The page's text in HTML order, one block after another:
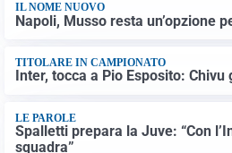
IL NOME NUOVO
Napoli, Musso resta un’opzione
TITOLARE IN CAMPIONATO
Inter, tocca a Pio Esposito: Chivu
LE PAROLE
Spalletti prepara la Juve: “Con
squadra”